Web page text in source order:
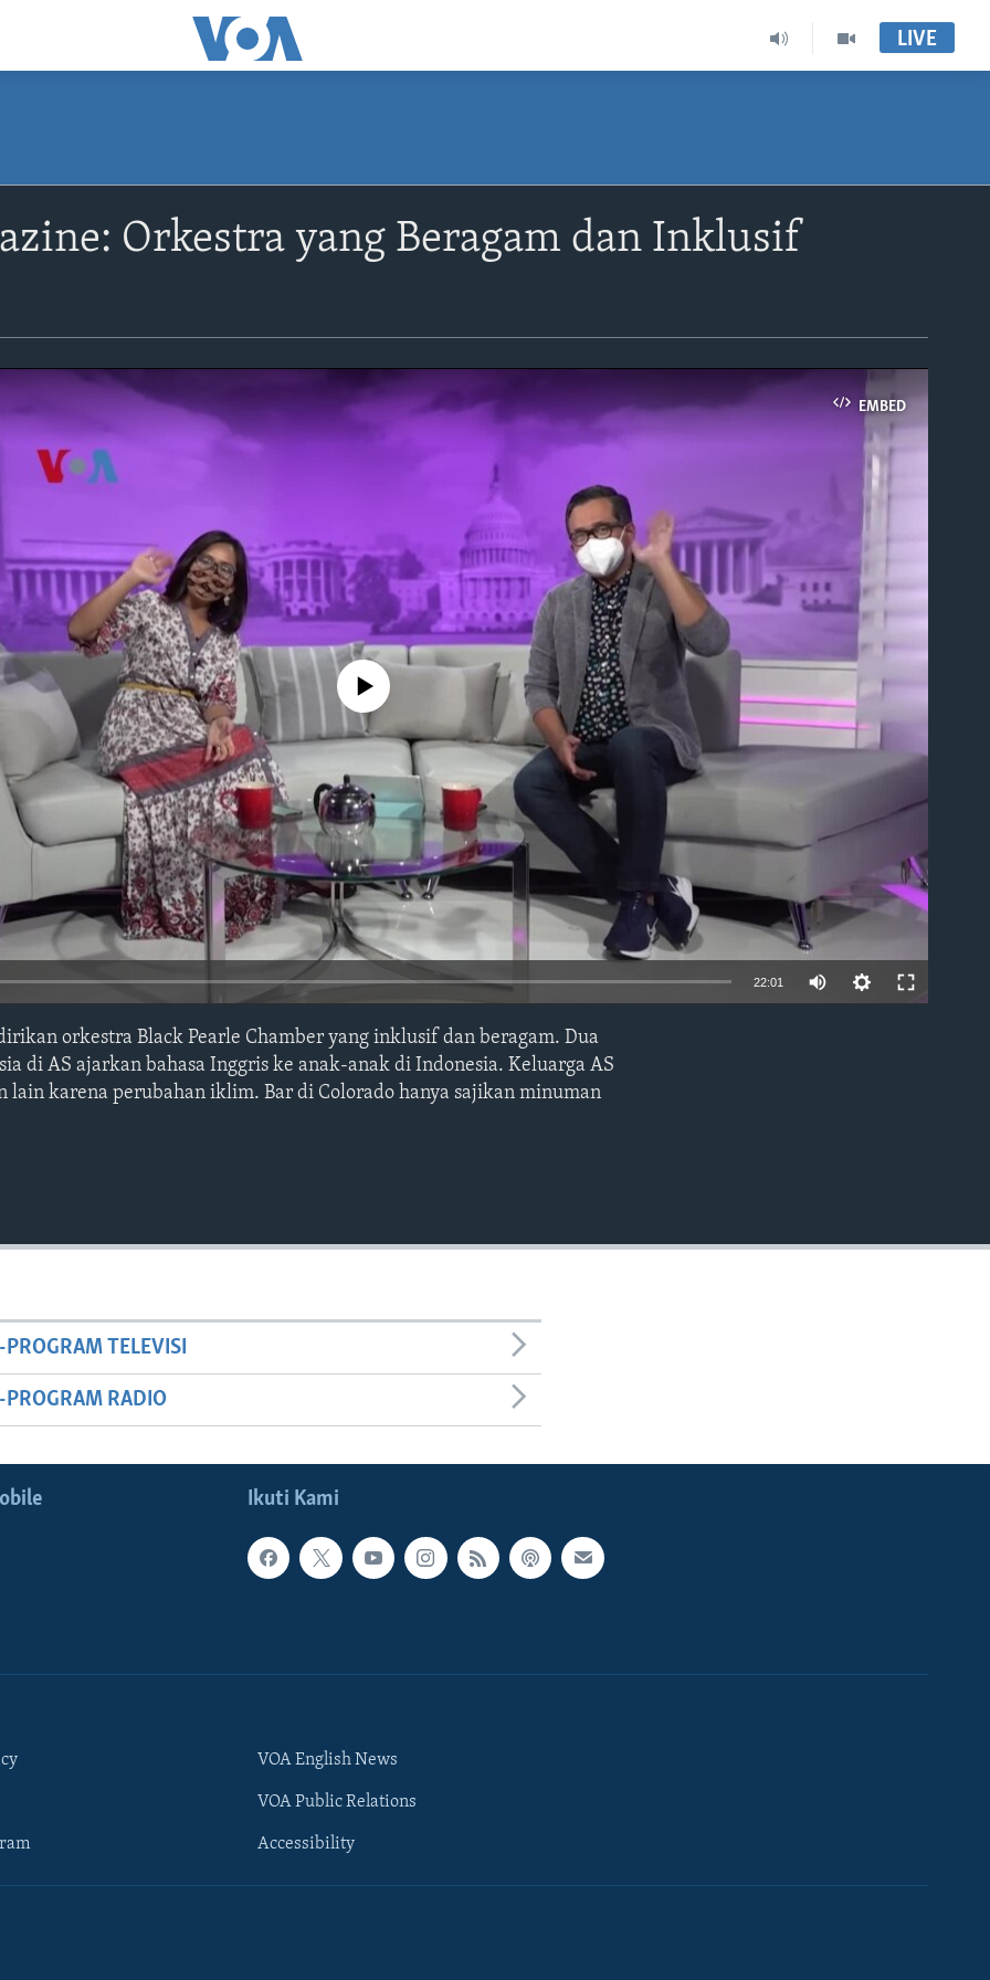
LIVE
Orkestra yang Beragam dan Inklusif
EMBED
No media source currently available
22:01
orkestra Black Pearle Chamber yang inklusif dan beragam. Dua
di AS ajarkan bahasa Inggris ke anak-anak di Indonesia. Keluarga AS
lain karena perubahan iklim. Bar di Colorado hanya sajikan minuman
TELEVISI
RADIO
Ikuti Kami
VOA English News
VOA Public Relations
Accessibility